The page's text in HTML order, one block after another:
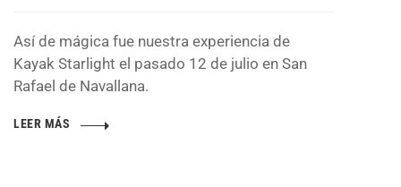
Así de mágica fue nuestra experiencia de
Kayak Starlight el pasado 12 de julio en San
Rafael de Navallana.
LEER MÁS